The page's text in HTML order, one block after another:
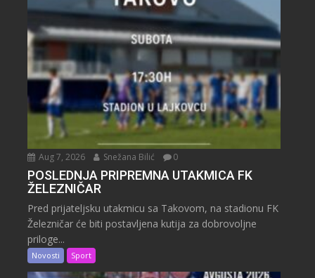
Aug 7, 2026 Snežana Bilić 0
POSLEDNJA PRIPREMNA UTAKMICA FK
ŽELEZNIČAR
Pred prijateljsku utakmicu sa Takovom, na stadionu FK
Železničar će biti postavljena kutija za dobrovoljne
priloge...
Novosti Sport